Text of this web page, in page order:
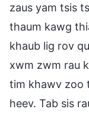
zaus yam tsis
thaum kawg
khaub lig rov
xwm zwm rau
tim khawv zoo
heev. Tab sis